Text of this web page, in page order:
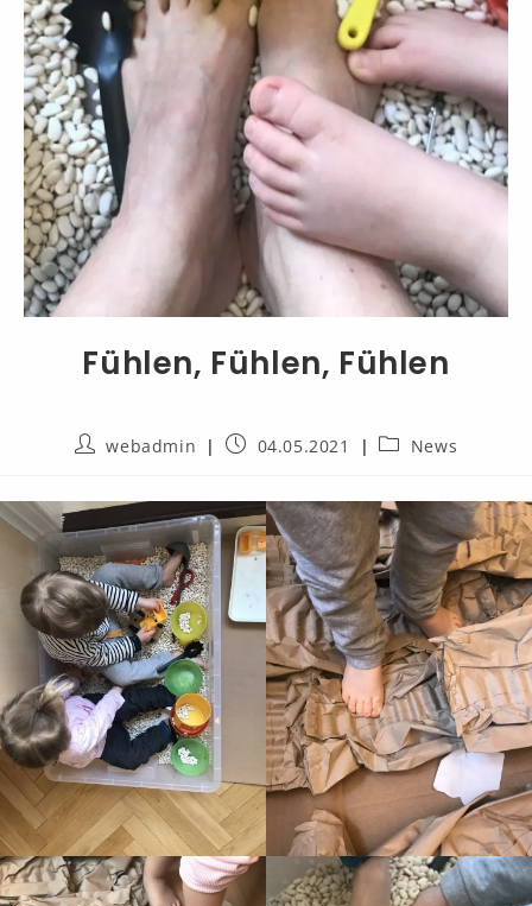
Fühlen, Fühlen, Fühlen
webadmin 04.05.2021 News